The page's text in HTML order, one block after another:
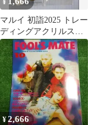
¥
マルイ 初詣2025 トレー
ディングアクリルスタ
ンド フールズゴールド
¥2,666